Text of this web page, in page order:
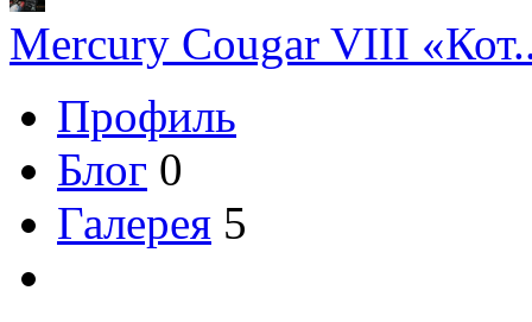
Mercury Cougar VIII
Профиль
Блог 0
Галерея 5